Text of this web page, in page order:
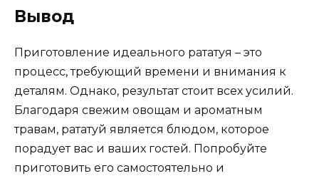
Вывод
Приготовление идеального рататуя – это
процесс, требующий времени и внимания к
деталям. Однако, результат стоит всех усилий.
Благодаря свежим овощам и ароматным
травам, рататуй является блюдом, которое
порадует вас и ваших гостей. Попробуйте
приготовить его самостоятельно и